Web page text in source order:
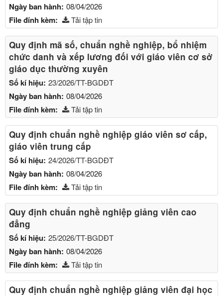
Ngày ban hành: 08/04/2026
File đính kèm: Tải tập tin
Quy định mã số, chuẩn nghề nghiệp, bổ nhiệm
chức danh và xếp lương đối với giáo viên cơ sở
giáo dục thường xuyên
Số kí hiệu: 23/2026/TT-BGDĐT
Ngày ban hành: 08/04/2026
File đính kèm: Tải tập tin
Quy định chuẩn nghề nghiệp giáo viên sơ cấp,
giáo viên trung cấp
Số kí hiệu: 24/2026/TT-BGDĐT
Ngày ban hành: 08/04/2026
File đính kèm: Tải tập tin
Quy định chuẩn nghề nghiệp giảng viên cao
đẳng
Số kí hiệu: 25/2026/TT-BGDĐT
Ngày ban hành: 08/04/2026
File đính kèm: Tải tập tin
Quy định chuẩn nghề nghiệp giảng viên đại học